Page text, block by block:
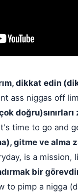
dikkat edin
ass niggas off
time to go and
gitme ve alma
is a mission,
bir
to pimp a nigga